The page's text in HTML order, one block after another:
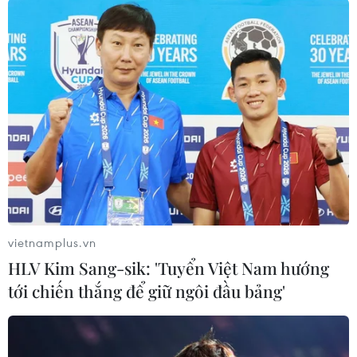
#Doanh số xe #Hyundai #Kia #Đồng yen Anh
Theo dõi VietnamPlus
TIN CÙNG CHUYÊN MỤC
vietnamplus.vn
HLV Kim Sang-sik: 'Tuyển Việt Nam hướng
tới chiến thắng để giữ ngôi đầu bảng'